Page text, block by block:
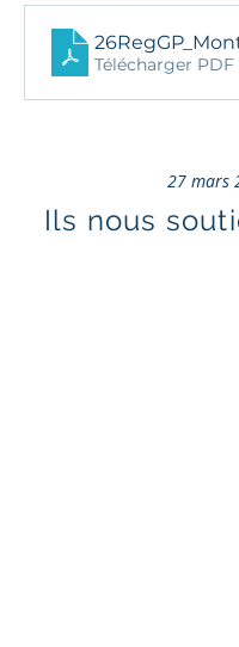
Télécharger PDF
27 mars
Ils nous